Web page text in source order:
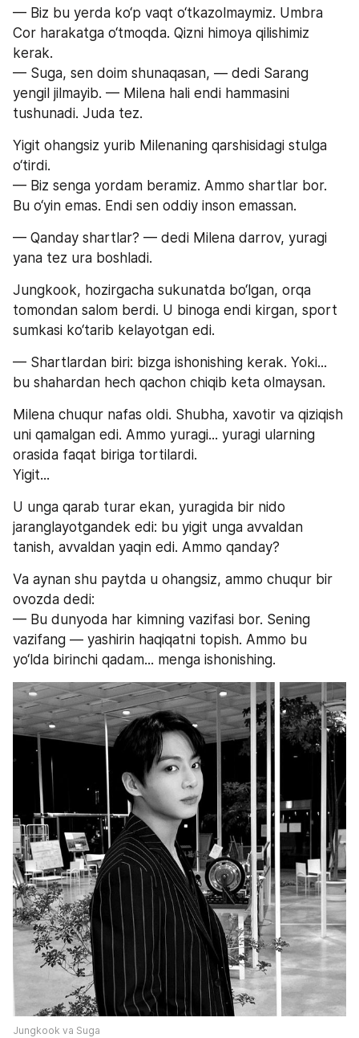
— Biz bu yerda ko‘p vaqt o‘tkazolmaymiz. Umbra
Cor harakatga o‘tmoqda. Qizni himoya qilishimiz
kerak.
— Suga, sen doim shunaqasan, — dedi Sarang
yengil jilmayib. — Milena hali endi hammasini
tushunadi. Juda tez.
Yigit ohangsiz yurib Milenaning qarshisidagi stulga
o‘tirdi.
— Biz senga yordam beramiz. Ammo shartlar bor.
Bu o‘yin emas. Endi sen oddiy inson emassan.
— Qanday shartlar? — dedi Milena darrov, yuragi
yana tez ura boshladi.
Jungkook, hozirgacha sukunatda bo‘lgan, orqa
tomondan salom berdi. U binoga endi kirgan, sport
sumkasi ko‘tarib kelayotgan edi.
— Shartlardan biri: bizga ishonishing kerak. Yoki...
bu shahardan hech qachon chiqib keta olmaysan.
Milena chuqur nafas oldi. Shubha, xavotir va qiziqish
uni qamalgan edi. Ammo yuragi... yuragi ularning
orasida faqat biriga tortilardi.
Yigit...
U unga qarab turar ekan, yuragida bir nido
jaranglayotgandek edi: bu yigit unga avvaldan
tanish, avvaldan yaqin edi. Ammo qanday?
Va aynan shu paytda u ohangsiz, ammo chuqur bir
ovozda dedi:
— Bu dunyoda har kimning vazifasi bor. Sening
vazifang — yashirin haqiqatni topish. Ammo bu
yo‘lda birinchi qadam... menga ishonishing.
Jungkook va Suga